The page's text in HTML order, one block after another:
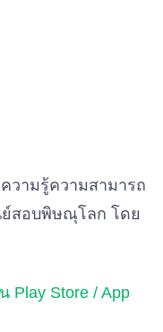
วามรู้ความสามารถ
ย์สอบพิษณุโลก โดย
Store / App